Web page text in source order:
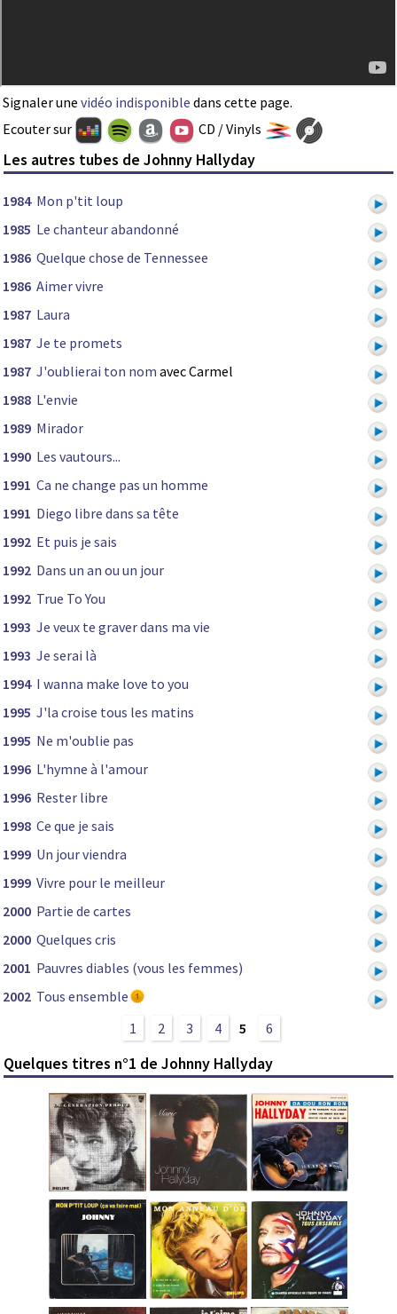
Signaler une vidéo indisponible dans cette page.
Ecouter sur
CD / Vinyls
Les autres tubes de Johnny Hallyday
1984 Mon p'tit loup
1985 Le chanteur abandonné
1986 Quelque chose de Tennessee
1986 Aimer vivre
1987 Laura
1987 Je te promets
1987 J'oublierai ton nom avec Carmel
1988 L'envie
1989 Mirador
1990 Les vautours...
1991 Ca ne change pas un homme
1991 Diego libre dans sa tête
1992 Et puis je sais
1992 Dans un an ou un jour
1992 True To You
1993 Je veux te graver dans ma vie
1993 Je serai là
1994 I wanna make love to you
1995 J'la croise tous les matins
1995 Ne m'oublie pas
1996 L'hymne à l'amour
1996 Rester libre
1998 Ce que je sais
1999 Un jour viendra
1999 Vivre pour le meilleur
2000 Partie de cartes
2000 Quelques cris
2001 Pauvres diables (vous les femmes)
2002 Tous ensemble
1
2 3 4 5 6
Quelques titres n°1 de Johnny Hallyday